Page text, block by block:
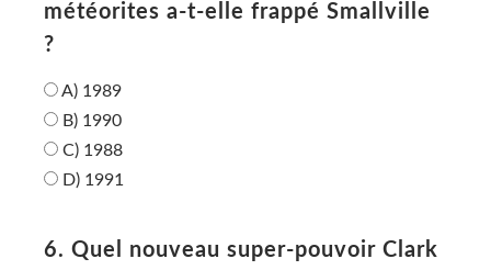
météorites a-t-elle frappé Smallville
?
A) 1989
B) 1990
C) 1988
D) 1991
6. Quel nouveau super-pouvoir Clark